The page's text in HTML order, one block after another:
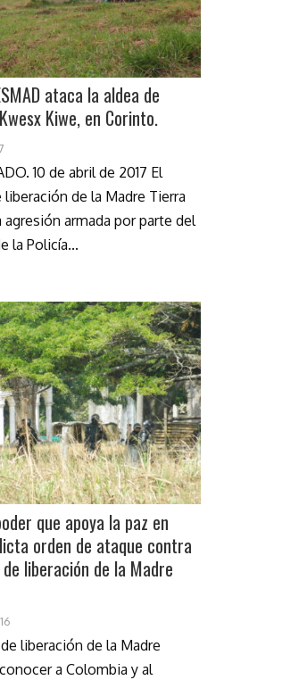
ataca la aldea de
Kiwe, en Corinto.
10 de abril de 2017 El
de la Madre Tierra
agresión armada por parte del
la Policía...
que apoya la paz en
orden de ataque contra
liberación de la Madre
liberación de la Madre
a Colombia y al